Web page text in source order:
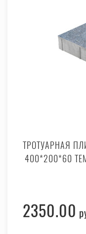
ТРОТУАРНАЯ
400*200*60
2350.00